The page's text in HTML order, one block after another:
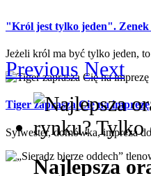
"Król jest tylko jeden".
Jeżeli król ma być tylko jeden,
Tiger zaprasza Cię na
Sylwester, domówka, impreza
Previous Next
Najlepsza